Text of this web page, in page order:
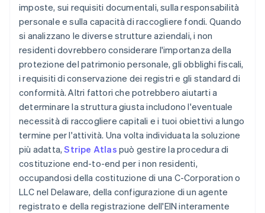
imposte, sui requisiti documentali, sulla responsabilità
personale e sulla capacità di raccogliere fondi. Quando
si analizzano le diverse strutture aziendali, i non
residenti dovrebbero considerare l'importanza della
protezione del patrimonio personale, gli obblighi fiscali,
i requisiti di conservazione dei registri e gli standard di
conformità. Altri fattori che potrebbero aiutarti a
determinare la struttura giusta includono l'eventuale
necessità di raccogliere capitali e i tuoi obiettivi a lungo
termine per l'attività. Una volta individuata la soluzione
più adatta,Stripe Atlas può gestire la procedura di
costituzione end-to-end per i non residenti,
occupandosi della costituzione di una C-Corporation o
LLC nel Delaware, della configurazione di un agente
registrato e della registrazione dell'EIN interamente